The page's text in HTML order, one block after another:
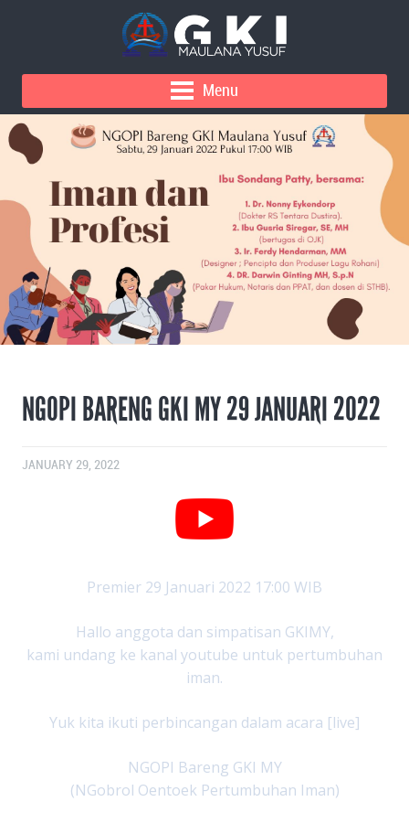
Menu
NGOPI BARENG GKI MY 29 JANUARI 2022
JANUARY 29, 2022
Premier 29 Januari 2022 17:00 WIB
Hallo anggota dan simpatisan GKIMY,
kami undang ke kanal youtube untuk pertumbuhan
iman.
Yuk kita ikuti perbincangan dalam acara [live]
NGOPI Bareng GKI MY
(NGobrol Oentoek Pertumbuhan Iman)